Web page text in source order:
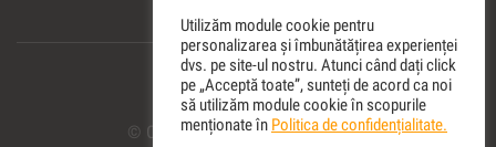
© Copyright 2022 Editura Militara
Utilizăm module cookie pentru
personalizarea și îmbunătățirea experienței
dvs. pe site-ul nostru. Atunci când dați click
pe „Acceptă toate”, sunteți de acord ca noi
să utilizăm module cookie în scopurile
menționate în Politica de confidențialitate.